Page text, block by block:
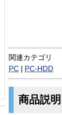
関連カテゴリ
PC
PC-HDD
商品説明